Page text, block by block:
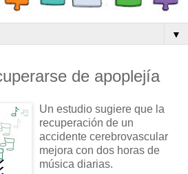
▼
de apoplejía
Un estudio sugiere que la
recuperación de un
accidente cerebrovascular
mejora con dos horas de
música diarias.